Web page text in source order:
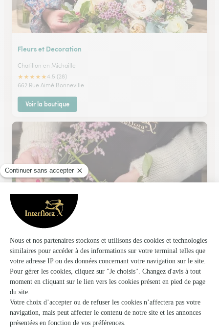
Fleurs et Decoration
Chatillon en Michaille
★★★★★4.5 (28)
662 Rue Aimé Bonneville
Voir la boutique
L’evasion
Meythet
2, rue François Vernex
Voir la boutique